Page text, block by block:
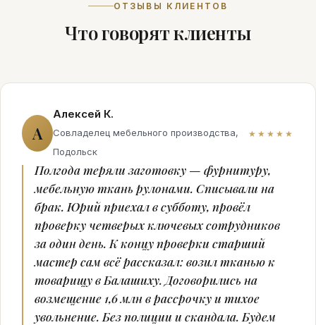
ОТЗЫВЫ КЛИЕНТОВ
Что говорят клиенты
А
Алексей К.
Совладелец мебельного производства,
Подольск
★★★★★
Полгода теряли заготовку — фурнитуру,
мебельную ткань рулонами. Списывали на
брак. Юрий приехал в субботу, провёл
проверку четверых ключевых сотрудников
за один день. К концу проверки старший
мастер сам всё рассказал: возил тканью к
товарищу в Балашиху. Договорились на
возмещение 1,6 млн в рассрочку и тихое
увольнение. Без полиции и скандала. Будем